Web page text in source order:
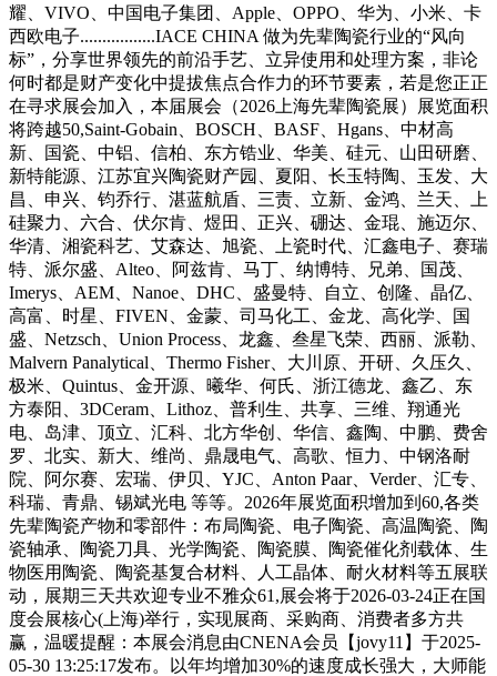
耀、VIVO、中国电子集团、Apple、OPPO、华为、小米、卡
西欧电子.................IACE CHINA 做为先辈陶瓷行业的“风向
标”，分享世界领先的前沿手艺、立异使用和处理方案，非论
何时都是财产变化中提拔焦点合作力的环节要素，若是您正正
在寻求展会加入，本届展会（2026上海先辈陶瓷展）展览面积
将跨越50,Saint-Gobain、BOSCH、BASF、Hgans、中材高
新、国瓷、中铝、信柏、东方锆业、华美、硅元、山田研磨、
新特能源、江苏宜兴陶瓷财产园、夏阳、长玉特陶、玉发、大
昌、申兴、钧乔行、湛蓝航盾、三责、立新、金鸿、兰天、上
硅聚力、六合、伏尔肯、煜田、正兴、硼达、金琨、施迈尔、
华清、湘瓷科艺、艾森达、旭瓷、上瓷时代、汇鑫电子、赛瑞
特、派尔盛、Alteo、阿兹肯、马丁、纳博特、兄弟、国茂、
Imerys、AEM、Nanoe、DHC、盛曼特、自立、创隆、晶亿、
高富、时星、FIVEN、金蒙、司马化工、金龙、高化学、国
盛、Netzsch、Union Process、龙鑫、叁星飞荣、西丽、派勒、
Malvern Panalytical、Thermo Fisher、大川原、开研、久压久、
极米、Quintus、金开源、曦华、何氏、浙江德龙、鑫乙、东
方泰阳、3DCeram、Lithoz、普利生、共享、三维、翔通光
电、岛津、顶立、汇科、北方华创、华信、鑫陶、中鹏、费舍
罗、北实、新大、维尚、鼎晟电气、高歌、恒力、中钢洛耐
院、阿尔赛、宏瑞、伊贝、YJC、Anton Paar、Verder、汇专、
科瑞、青鼎、锡斌光电 等等。2026年展览面积增加到60,各类
先辈陶瓷产物和零部件：布局陶瓷、电子陶瓷、高温陶瓷、陶
瓷轴承、陶瓷刀具、光学陶瓷、陶瓷膜、陶瓷催化剂载体、生
物医用陶瓷、陶瓷基复合材料、人工晶体、耐火材料等五展联
动，展期三天共欢迎专业不雅众61,展会将于2026-03-24正在国
度会展核心(上海)举行，实现展商、采购商、消费者多方共
赢，温暖提醒：本展会消息由CNENA会员【jovy11】于2025-
05-30 13:25:17发布。以年均增加30%的速度成长强大，大师能